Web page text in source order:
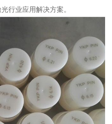
行业应用解决方案。